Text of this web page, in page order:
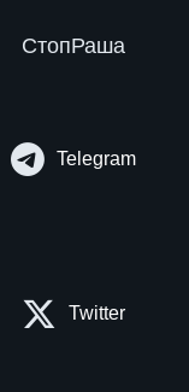
СтопРаша
Telegram
Twitter